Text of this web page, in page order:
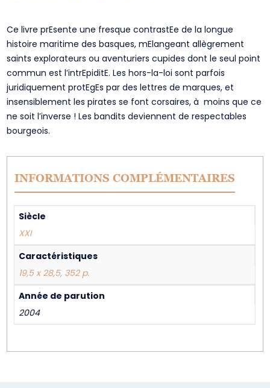
Ce livre prEsente une fresque contrastEe de la longue
histoire maritime des basques, mElangeant allègrement
saints explorateurs ou aventuriers cupides dont le seul point
commun est l’intrEpiditE. Les hors-la-loi sont parfois
juridiquement protEgEs par des lettres de marques, et
insensiblement les pirates se font corsaires, à moins que ce
ne soit l’inverse ! Les bandits deviennent de respectables
bourgeois.
INFORMATIONS COMPLÉMENTAIRES
Siècle
XXI
Caractéristiques
19,5 x 28,5, 352 p.
Année de parution
2004